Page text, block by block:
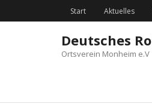
Start Aktuelles
Deutsches
Ortsverein Monheim e.V